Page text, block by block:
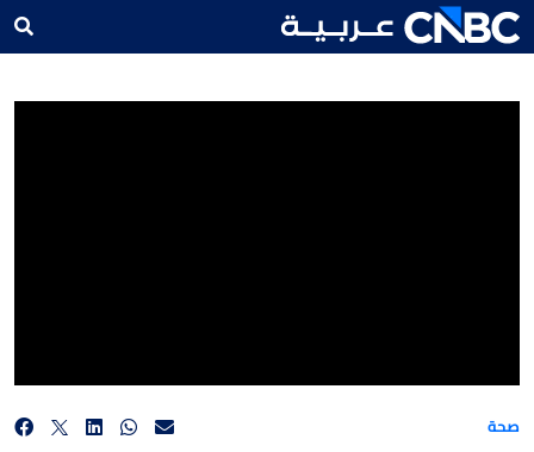
صحة